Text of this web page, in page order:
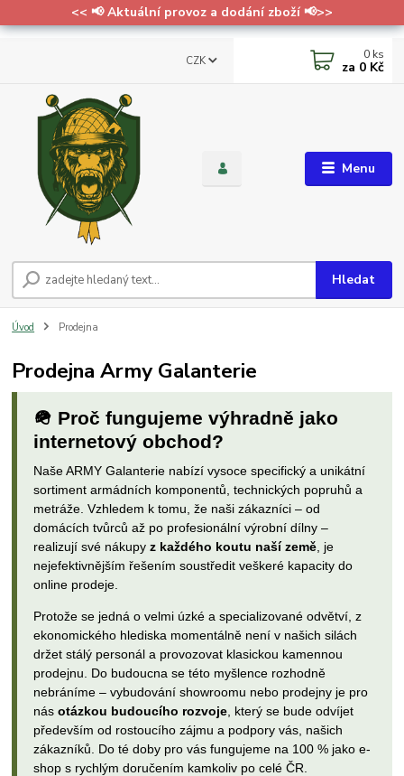
<< 📢 Aktuální provoz a dodání zboží 📢>>
Menu
CZK
Hledat
0 ks
za 0 Kč
Úvod Prodejna
Prodejna Army Galanterie
🪖 Proč fungujeme výhradně jako
internetový obchod?
Naše ARMY Galanterie nabízí vysoce specifický a unikátní
sortiment armádních komponentů, technických popruhů a
metráže. Vzhledem k tomu, že naši zákazníci – od
domácích tvůrců až po profesionální výrobní dílny –
realizují své nákupyz každého koutu naší země , je
nejefektivnějším řešením soustředit veškeré kapacity do
online prodeje.
Protože se jedná o velmi úzké a specializované odvětví, z
ekonomického hlediska momentálně není v našich silách
držet stálý personál a provozovat klasickou kamennou
prodejnu. Do budoucna se této myšlence rozhodně
nebráníme – vybudování showroomu nebo prodejny je pro
násotázkou budoucího rozvoje , který se bude odvíjet
především od rostoucího zájmu a podpory vás, našich
zákazníků. Do té doby pro vás fungujeme na 100 % jako e-
shop s rychlým doručením kamkoliv po celé ČR.